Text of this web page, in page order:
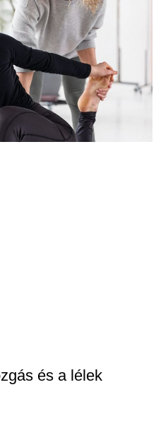
és a lélek